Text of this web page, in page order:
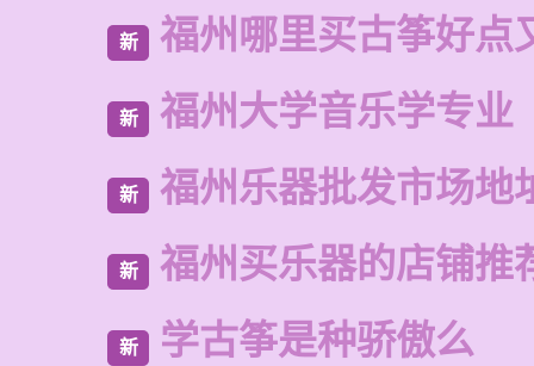
新 福州哪里买古筝好点
新 福州大学音乐学专业
新 福州乐器批发市场地
新 福州买乐器的店铺推
新 学古筝是种骄傲么